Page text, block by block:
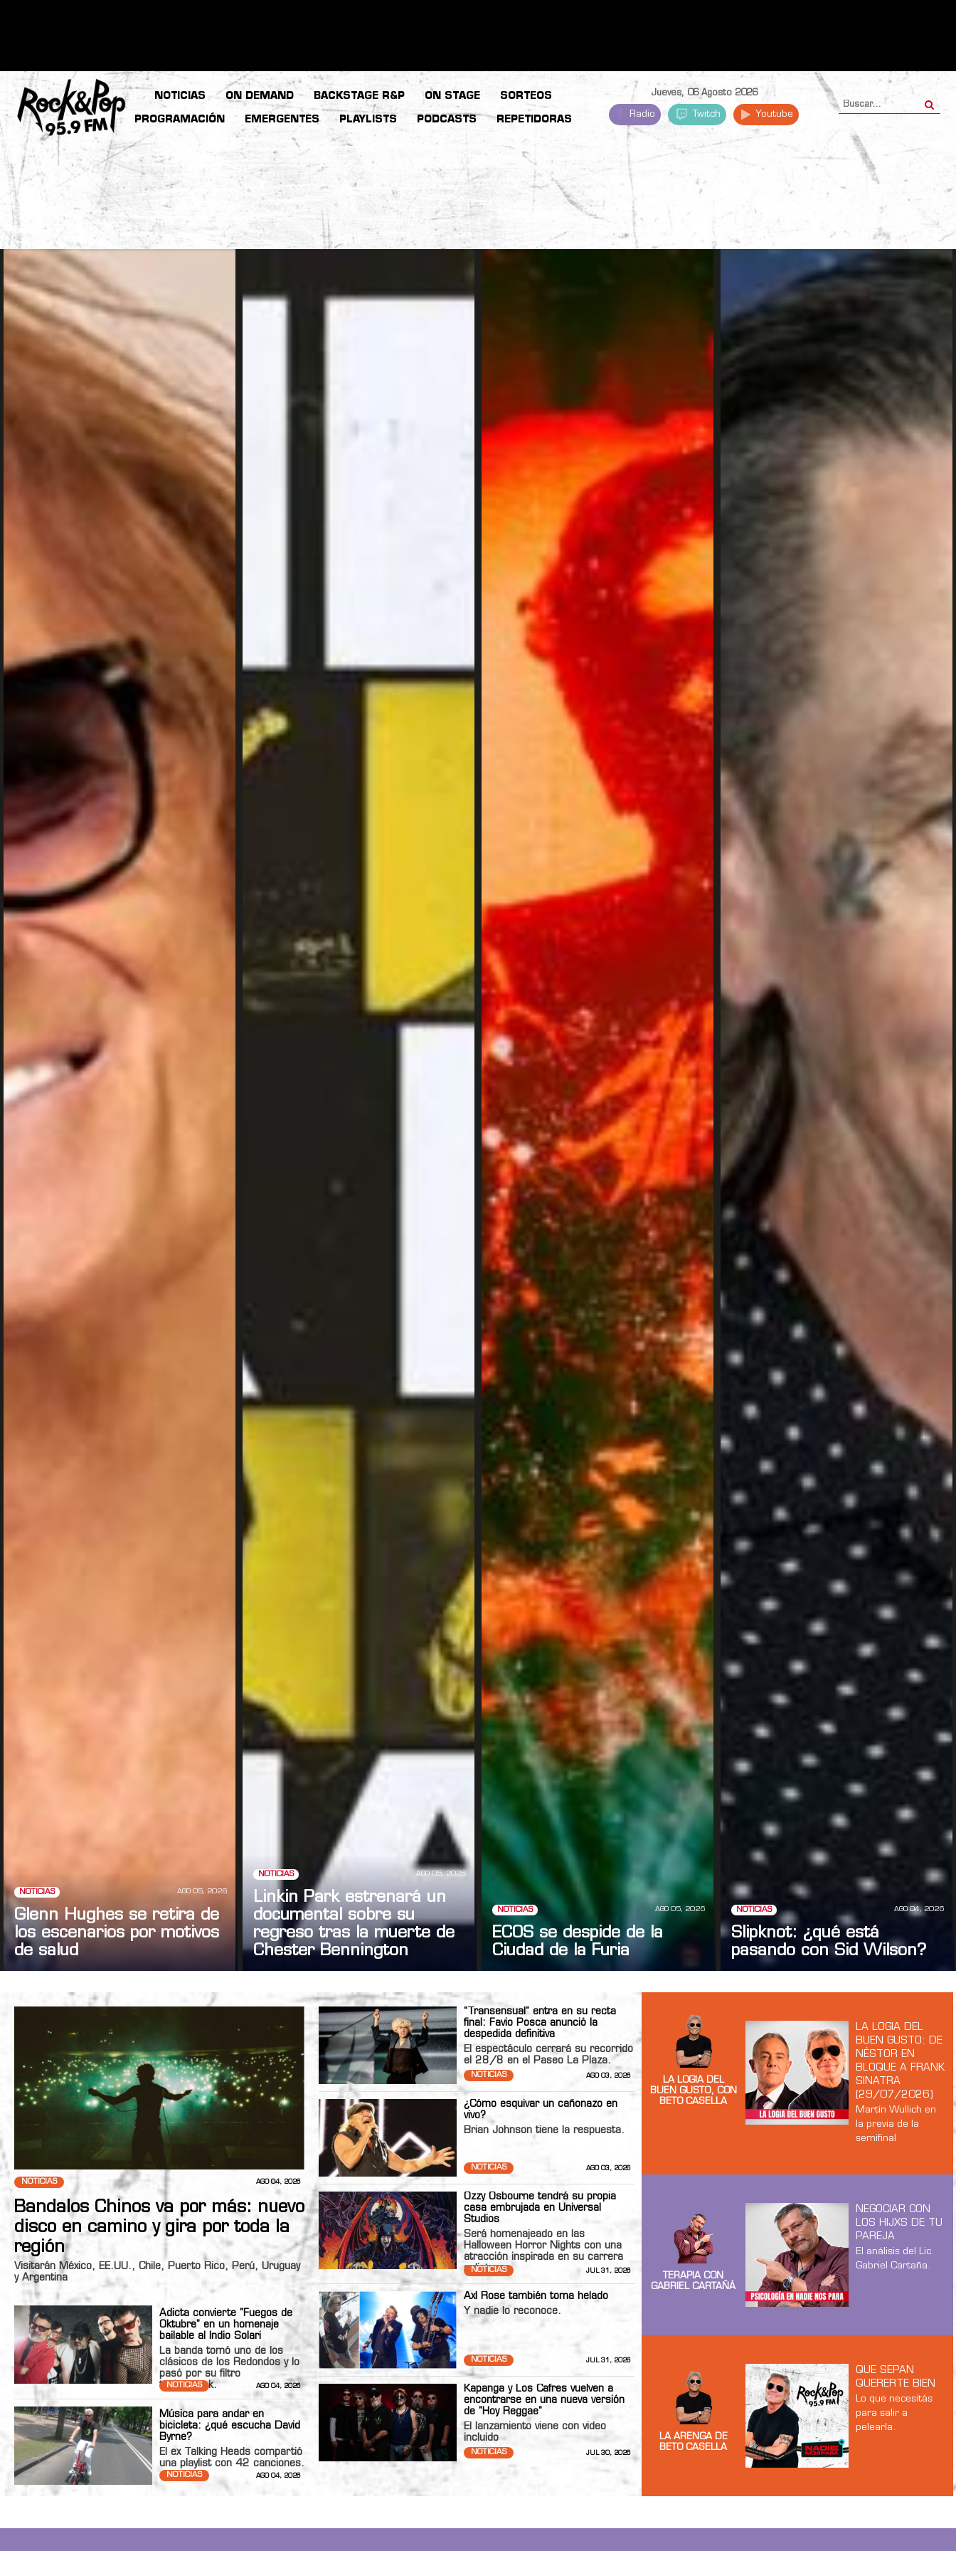
NOTICIAS ON DEMAND BACKSTAGE R&P ON STAGE SORTEOS
PROGRAMACIÓN EMERGENTES PLAYLISTS PODCASTS REPETIDORAS
Jueves, 06 Agosto 2026
Radio Twitch Youtube
NOTICIAS AGO 05, 2026
Glenn Hughes se retira de
los escenarios por motivos
de salud
NOTICIAS AGO 05, 2026
Linkin Park estrenará un
documental sobre su
regreso tras la muerte de
Chester Bennington
NOTICIAS AGO 05, 2026
ECOS se despide de la
Ciudad de la Furia
NOTICIAS AGO 04, 2026
Slipknot: ¿qué está
pasando con Sid Wilson?
NOTICIAS AGO 04, 2026
Bandalos Chinos va por más: nuevo
disco en camino y gira por toda la
región
Visitarán México, EE.UU., Chile, Puerto Rico, Perú, Uruguay
y Argentina
Adicta convierte "Fuegos de
Oktubre" en un homenaje
bailable al Indio Solari
La banda tomó uno de los
clásicos de los Redondos y lo
pasó por su filtro
technopunk.
NOTICIAS AGO 04, 2026
Música para andar en
bicicleta: ¿qué escucha David
Byrne?
El ex Talking Heads compartió
una playlist con 42 canciones.
NOTICIAS AGO 04, 2026
“Transensual” entra en su recta
final: Favio Posca anunció la
despedida definitiva
El espectáculo cerrará su recorrido
el 28/8 en el Paseo La Plaza.
NOTICIAS AGO 03, 2026
¿Cómo esquivar un cañonazo en
vivo?
Brian Johnson tiene la respuesta.
NOTICIAS AGO 03, 2026
Ozzy Osbourne tendrá su propia
casa embrujada en Universal
Studios
Será homenajeado en las
Halloween Horror Nights con una
atracción inspirada en su carrera
solista.
NOTICIAS JUL 31, 2026
Axl Rose también toma helado
Y nadie lo reconoce.
NOTICIAS JUL 31, 2026
Kapanga y Los Cafres vuelven a
encontrarse en una nueva versión
de "Hoy Reggae"
El lanzamiento viene con video
incluido
NOTICIAS JUL 30, 2026
LA LOGIA DEL
BUEN GUSTO, CON
BETO CASELLA
LA LOGIA DEL
BUEN GUSTO: DE
NÉSTOR EN
BLOQUE A FRANK
SINATRA
(29/07/2026)
Martín Wullich en
la previa de la
semifinal
TERAPIA CON
GABRIEL CARTAÑÁ
NEGOCIAR CON
LOS HIJXS DE TU
PAREJA
El análisis del Lic.
Gabriel Cartaña.
LA ARENGA DE
BETO CASELLA
QUE SEPAN
QUERERTE BIEN
Lo que necesitás
para salir a
pelearla.